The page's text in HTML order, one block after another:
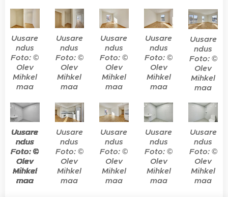
Uusare
ndus
Foto: ©
Olev
Mihkel
maa
Uusare
ndus
Foto: ©
Olev
Mihkel
maa
Uusare
ndus
Foto: ©
Olev
Mihkel
maa
Uusare
ndus
Foto: ©
Olev
Mihkel
maa
Uusare
ndus
Foto: ©
Olev
Mihkel
maa
Uusare
ndus
Foto: ©
Olev
Mihkel
maa
Uusare
ndus
Foto: ©
Olev
Mihkel
maa
Uusare
ndus
Foto: ©
Olev
Mihkel
maa
Uusare
ndus
Foto: ©
Olev
Mihkel
maa
Uusare
ndus
Foto: ©
Olev
Mihkel
maa
Uusare
ndus
Foto: ©
Olev
Mihkel
maa
Uusare
ndus
Foto: ©
Olev
Mihkel
maa
Uusare
ndus
Foto: ©
Olev
Mihkel
maa
Uusare
ndus
Foto: ©
Olev
Mihkel
maa
Uusare
ndus
Foto: ©
Olev
Mihkel
maa
Uusare
ndus
Foto: ©
Olev
Mihkel
maa
Uusare
ndus
Foto: ©
Olev
Mihkel
maa
Uusare
ndus
Foto: ©
Olev
Mihkel
maa
Uusare
ndus
Foto: ©
Olev
Mihkel
maa
Uusare
ndus
Foto: ©
Olev
Mihkel
maa
Uusare
ndus
Foto: ©
Olev
Mihkel
maa
Uusare
ndus
Foto: ©
Olev
Mihkel
maa
Uusare
ndus
Foto: ©
Olev
Mihkel
maa
Uusare
ndus
Foto: ©
Olev
Mihkel
maa
Uusare
ndus
Foto: ©
Olev
Mihkel
maa
Uusare
ndus
Foto: ©
Olev
Mihkel
maa
Uusare
ndus
Foto: ©
Olev
Mihkel
maa
Uusare
ndus
Foto: ©
Olev
Mihkel
maa
Uusare
ndus
Foto: ©
Olev
Mihkel
maa
Uusare
ndus
Foto: ©
Olev
Mihkel
maa
Uusare
ndus
Foto: ©
Olev
Mihkel
maa
Uusare
ndus
Foto: ©
Olev
Mihkel
maa
Uusare
ndus
Foto: ©
Olev
Mihkel
maa
Uusare
ndus
Foto: ©
Olev
Mihkel
maa
Uusare
ndus
Foto: ©
Olev
Mihkel
maa
Uusare
ndus
Foto: ©
Olev
Mihkel
maa
Uusare
ndus
Foto: ©
Olev
Mihkel
maa
Uusare
ndus
Foto: ©
Olev
Mihkel
maa